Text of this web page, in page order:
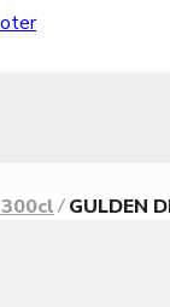
GULDEN